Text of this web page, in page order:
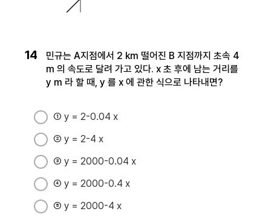
14
민규는 A지점에서 2 km 떨어진 B 지점까지 초속 4
m 의 속도로 달려 가고 있다. x 초 후에 남는 거리를
y m 라 할 때, y 를 x 에 관한 식으로 나타내면?
① y = 2-0.04 x
② y = 2-4 x
③ y = 2000-0.04 x
④ y = 2000-0.4 x
⑤ y = 2000-4 x